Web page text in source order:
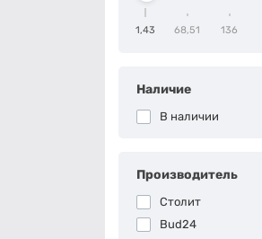
1,43 68,51 136
Наличие
В наличии
Производитель
Столит
Bud24